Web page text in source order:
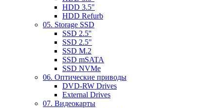
HDD 3.5"
HDD Refurb
05. Storage SSD
SSD 2.5''
SSD 2.5"
SSD M.2
SSD mSATA
SSD NVMe
06. Оптические приводы
DVD-RW Drives
External Drives
07. Видеокарты